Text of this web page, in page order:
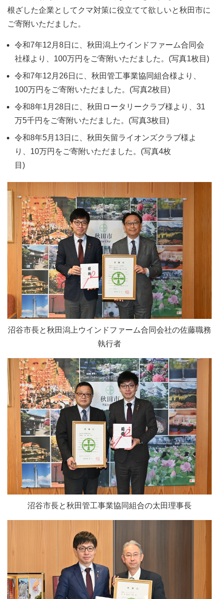
根ざした企業としてクマ対策に役立てて欲しいと秋田市に
ご寄附いただました。
令和7年12月8日に、秋田潟上ウインドファーム合同会
社様より、100万円をご寄附いただました。(写真1枚目)
令和7年12月26日に、秋田管工事業協同組合様より、
100万円をご寄附いただました。(写真2枚目)
令和8年1月28日に、秋田ロータリークラブ様より、31
万5千円をご寄附いただました。(写真3枚目)
令和8年5月13日に、秋田矢留ライオンズクラブ様よ
り、10万円をご寄附いただました。(写真4枚
目)
沼谷市長と秋田潟上ウインドファーム合同会社の佐藤職務
執行者
沼谷市長と秋田管工事業協同組合の太田理事長